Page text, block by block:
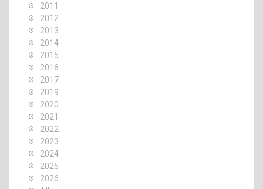
2011
2012
2013
2014
2015
2016
2017
2019
2020
2021
2022
2023
2024
2025
2026